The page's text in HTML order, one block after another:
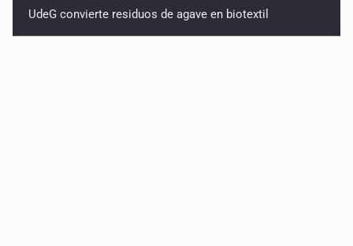
UdeG convierte residuos de agave en biotextil